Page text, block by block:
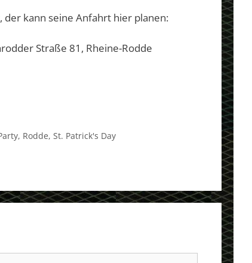
kann seine Anfahrt hier planen:
Straße 81, Rheine-Rodde
, Rodde, St. Patrick's Day